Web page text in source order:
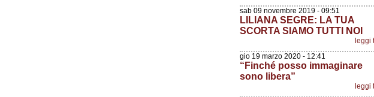
sab 09 novembre 2019 - 09:51
LILIANA SEGRE: LA TUA
SCORTA SIAMO TUTTI NOI
leggi
gio 19 marzo 2020 - 12:41
“Finché posso immaginare
sono libera”
leggi